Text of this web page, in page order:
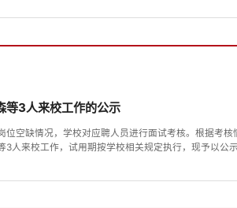
等3人来校工作的公示
位空缺情况，学校对应聘人员进行面试考核。根据考核
3人来校工作，试用期按学校相关规定执行，现予以公